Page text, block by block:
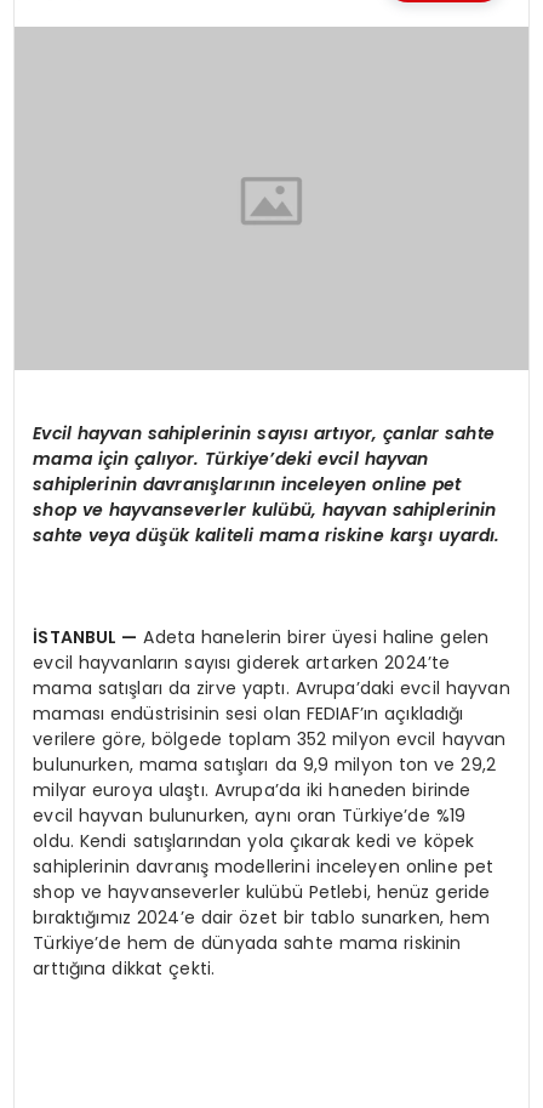
Evcil hayvan sahiplerinin sayısı artıyor, çanlar sahte
mama için çalıyor. Türkiye’deki evcil hayvan
sahiplerinin davranışlarının inceleyen online pet
shop ve hayvanseverler kulübü, hayvan sahiplerinin
sahte veya düşük kaliteli mama riskine karşı uyardı.
İSTANBUL — Adeta hanelerin birer üyesi haline gelen
evcil hayvanların sayısı giderek artarken 2024’te
mama satışları da zirve yaptı. Avrupa’daki evcil hayvan
maması endüstrisinin sesi olan FEDIAF’ın açıkladığı
verilere göre, bölgede toplam 352 milyon evcil hayvan
bulunurken, mama satışları da 9,9 milyon ton ve 29,2
milyar euroya ulaştı. Avrupa’da iki haneden birinde
evcil hayvan bulunurken, aynı oran Türkiye’de %19
oldu. Kendi satışlarından yola çıkarak kedi ve köpek
sahiplerinin davranış modellerini inceleyen online pet
shop ve hayvanseverler kulübü Petlebi, henüz geride
bıraktığımız 2024’e dair özet bir tablo sunarken, hem
Türkiye’de hem de dünyada sahte mama riskinin
arttığına dikkat çekti.